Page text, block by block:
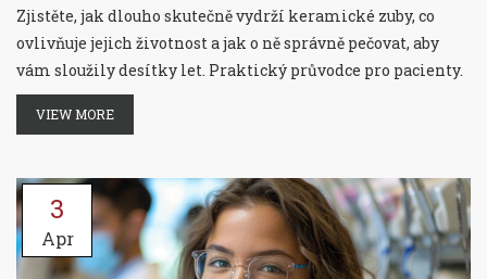
Zjistěte, jak dlouho skutečně vydrží keramické zuby, co
ovlivňuje jejich životnost a jak o ně správně pečovat, aby
vám sloužily desítky let. Praktický průvodce pro pacienty.
VIEW MORE
3
Apr